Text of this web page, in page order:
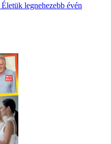
legnehezebb évén